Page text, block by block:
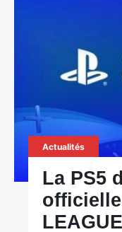
Actualités
La PS5
LEAGUE